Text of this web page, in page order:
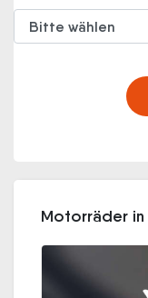
Motorräder in